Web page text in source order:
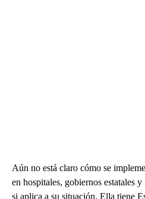
Aún no está claro cómo se
en hospitales, gobiernos estatales
si aplica a su situación. Ella tiene